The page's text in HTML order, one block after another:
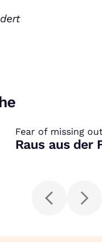
Fear of missing
:
Raus aus der